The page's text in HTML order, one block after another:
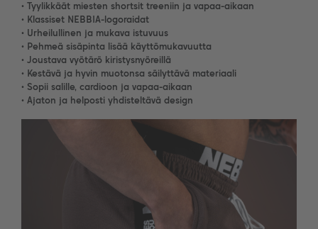
• Tyylikkäät miesten shortsit treeniin ja vapaa-aikaan
• Klassiset NEBBIA-logoraidat
• Urheilullinen ja mukava istuvuus
• Pehmeä sisäpinta lisää käyttömukavuutta
• Joustava vyötärö kiristysnyöreillä
• Kestävä ja hyvin muotonsa säilyttävä materiaali
• Sopii salille, cardioon ja vapaa-aikaan
• Ajaton ja helposti yhdisteltävä design